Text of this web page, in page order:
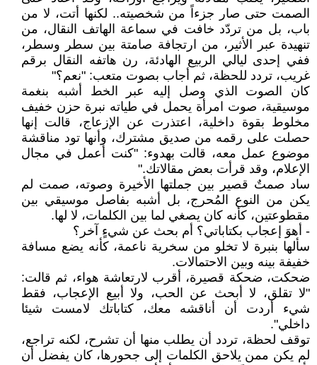
الصمت حتى صار جزءاً من شخصيته.. لكنها أتت، لا من
باب، بل من تردّد خافت في سماعة الهاتف النقال، من
تنهيدة عبر الأثير، من ارتجافة صامتة بين سطر وسطر،
ففي إحدى ليالي الربيع الهادئة، رن هاتفه النقال برقم
غريب، تردد للحظة، ثم أجاب بصوت متعب: "نعم؟"
كان الصوت الذي وصل إليه عبر الخط أشبه بنغمة
موسيقية، صوت امرأة يحمل في طياته نبرة حزن خفيف
مخلوط بقوة داخلية، اعتذرت عن الإزعاج، قالت إنها
حصلت على رقمه من صديق مشترك، وأنها تود مناقشة
موضوع عمل معه، قالت بهدوء: "كنت أعمل في مجال
الإعلام، وقد قرأت بعض مقالاتك."
ساد صمتٌ قصير بين جملتها الأخيرة وصوته، صمت لم
يكن من النوع المُحرج، بل أشبه بفاصل موسيقي بين
مقطوعتين، كأنه كان يصغي لما بين الكلمات، لا لها.
- أهوَ إعجاب بكتاباتي؟ أم بحث عن شيءٍ آخر؟
سألها بنبرة لا تخلو من سخرية ناعمة، كأنه يضع مسافة
خفيفة بينه وبين الاحتمالات.
ضحكت، ضحكة قصيرة، أقرب لارتعاشة هواء، ثم قالت:
"لا تقلق، لا أبحث عن الحب، ولا أبيع الإعجاب، فقط
شيء أردت أن أناقشه معك، كتاباتك لامست شيئا
داخلي".
توقف لحظة، تردد أن يطلب منها أن تشرح، لكنه تراجع،
لم يكن ممن يلاحق الكلمات إلى جحورها، كان يفضل أن